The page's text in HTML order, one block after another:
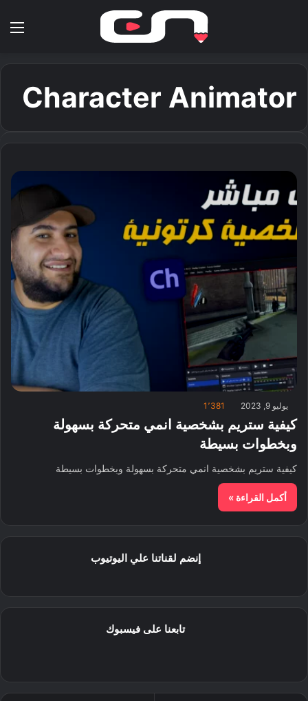
Character Animator
يوليو 9, 2023 1٬381
كيفية ستريم بشخصية انمي متحركة بسهولة
وبخطوات بسيطة
كيفية ستريم بشخصية انمي متحركة بسهولة وبخطوات بسيطة
أكمل القراءة »
إنضم لقناتنا علي اليوتيوب
تابعنا على فيسبوك